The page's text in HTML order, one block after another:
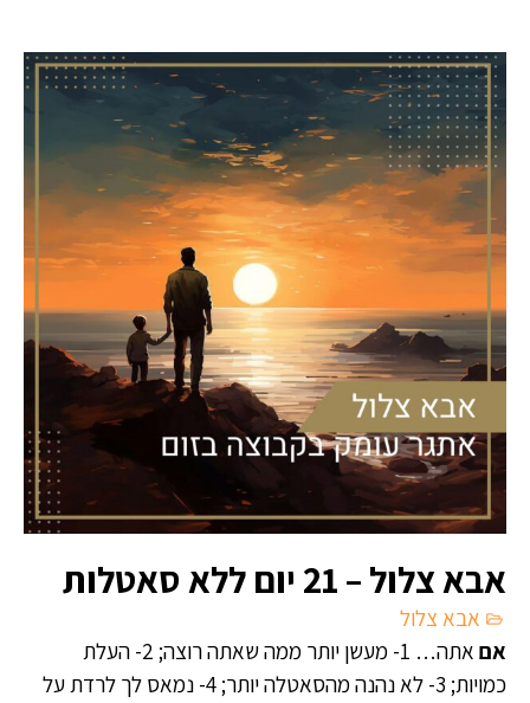
אבא צלול – 21 יום ללא סאטלות
אבא צלול
אם אתה… 1- מעשן יותר ממה שאתה רוצה; 2- העלת
כמויות; 3-
לא נהנה מהסאטלה יותר;
4- נמאס לך לרדת על